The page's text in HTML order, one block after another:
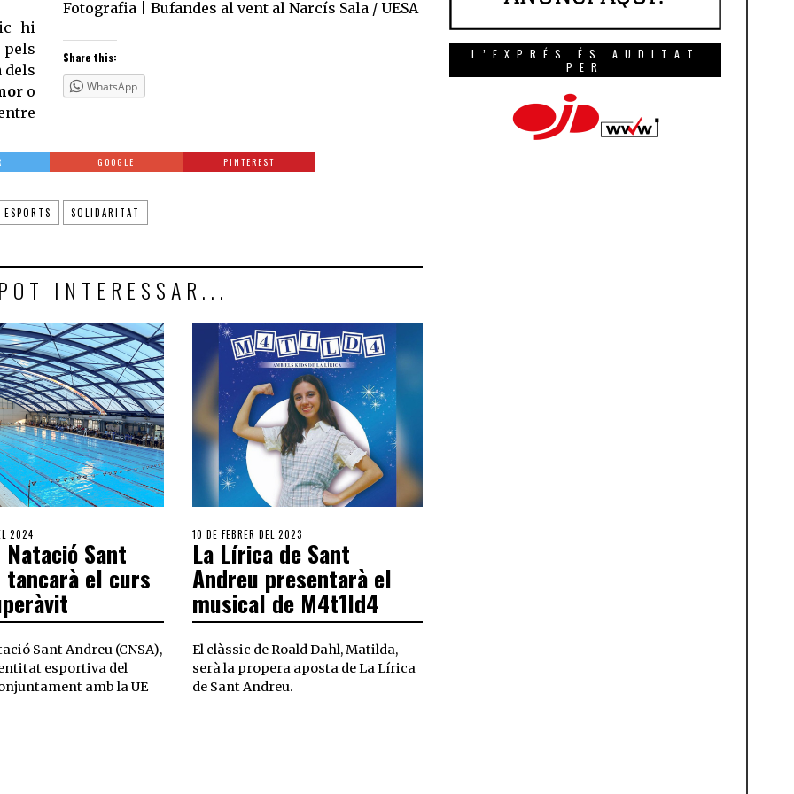
hi
dels
o
Fotografia | Bufandes al vent al Narcís Sala / UESA
Share this:
WhatsApp
GOOGLE PINTEREST
ESPORTS SOLIDARITAT
INTERESSAR...
2024
Sant
tancarà el curs
Sant Andreu (CNSA),
esportiva del
amb la UE
10 DE FEBRER DEL 2023
La Lírica de Sant
Andreu presentarà el
musical de M4t1ld4
El clàssic de Roald Dahl, Matilda,
serà la propera aposta de La Lírica
de Sant Andreu.
L’EXPRÉS ÉS AUDITAT
PER